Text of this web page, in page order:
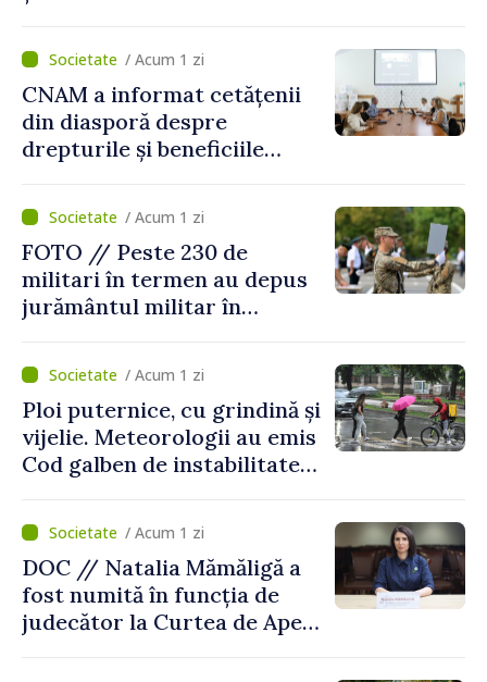
/ Acum 1 zi
CNAM a informat cetățenii
din diasporă despre
drepturile și beneficiile
/ Acum 1 zi
FOTO // Peste 230 de
militari în termen au depus
jurământul militar în
/ Acum 1 zi
Ploi puternice, cu grindină și
vijelie. Meteorologii au emis
Cod galben de instabilitate
/ Acum 1 zi
DOC // Natalia Mămăligă a
fost numită în funcția de
judecător la Curtea de Apel